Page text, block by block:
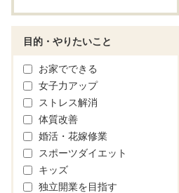
目的・やりたいこと
お家でできる
女子力アップ
ストレス解消
体質改善
婚活・花嫁修業
スポーツダイエット
キッズ
独立開業を目指す